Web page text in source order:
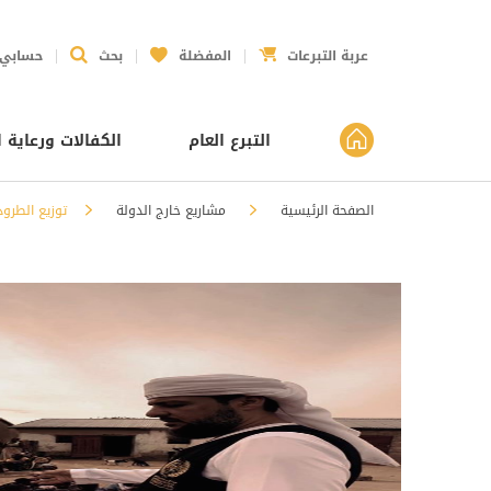
حسابي بحث المفضلة عربة التبرعات
التبرع العام الكفالات ورعاية
الصفحة الرئيسية مشاريع خارج الدولة توزيع